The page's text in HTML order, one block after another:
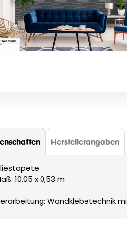
10,05 x 0,53 m
Wandklebetechnik
Herstellerangaben